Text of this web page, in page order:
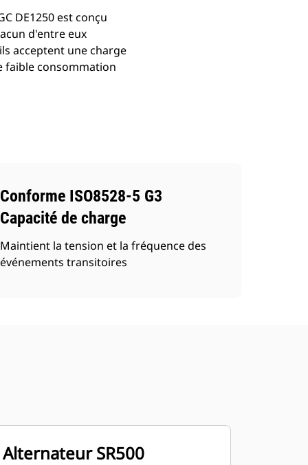
DE1250 est conçu
d'entre eux
acceptent une charge
faible consommation
Conforme ISO8528-5 G3
Capacité de charge
Maintient la tension et la fréquence des
événements transitoires
Alternateur SR500